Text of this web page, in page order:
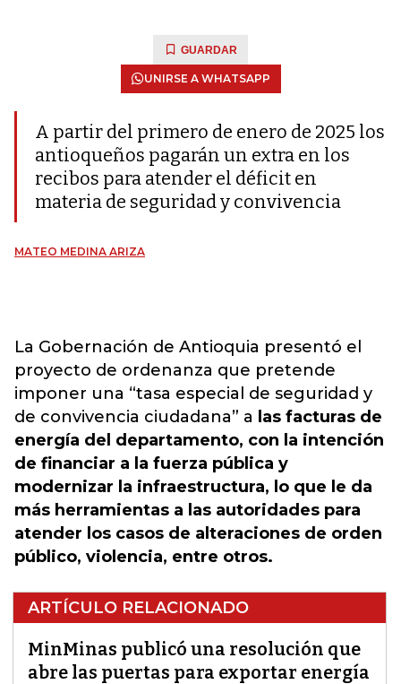
GUARDAR
UNIRSE A WHATSAPP
A partir del primero de enero de 2025 los
antioqueños pagarán un extra en los
recibos para atender el déficit en
materia de seguridad y convivencia
MATEO MEDINA ARIZA
La Gobernación de Antioquia presentó el
proyecto de ordenanza que pretende
imponer una “tasa especial de seguridad y
de convivencia ciudadana” a las facturas de
energía del departamento, con la intención
de financiar a la fuerza pública y
modernizar la infraestructura, lo que le da
más herramientas a las autoridades para
atender los casos de alteraciones de orden
público, violencia, entre otros.
ARTÍCULO RELACIONADO
MinMinas publicó una resolución que
abre las puertas para exportar energía